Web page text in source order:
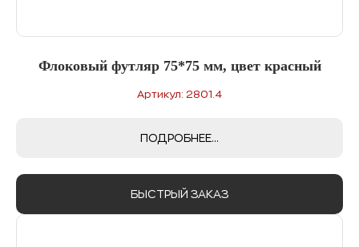
Флоковый футляр 75*75 мм, цвет красный
Артикул: 2801.4
ПОДРОБНЕЕ...
БЫСТРЫЙ ЗАКАЗ